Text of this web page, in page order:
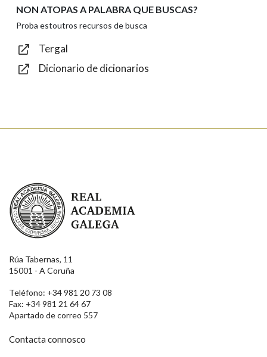
Enviar
NON ATOPAS A PALABRA QUE BUSCAS?
Proba estoutros recursos de busca
Tergal
Dicionario de dicionarios
Real Academia Galega
Rúa Tabernas, 11
15001 - A Coruña
Teléfono: +34 981 20 73 08
Fax: +34 981 21 64 67
Apartado de correo 557
Contacta connosco